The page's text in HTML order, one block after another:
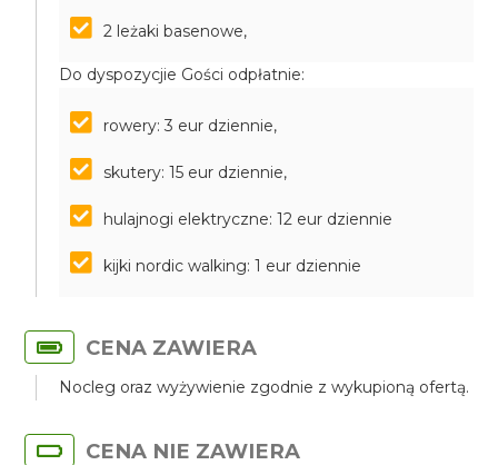
2 leżaki basenowe,
Do dyspozycjie Gości odpłatnie:
rowery: 3 eur dziennie,
skutery: 15 eur dziennie,
hulajnogi elektryczne: 12 eur dziennie
kijki nordic walking: 1 eur dziennie
CENA ZAWIERA
Nocleg oraz wyżywienie zgodnie z wykupioną ofertą.
CENA NIE ZAWIERA